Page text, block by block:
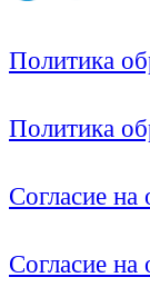
Политика
Политика
Согласие
Согласие